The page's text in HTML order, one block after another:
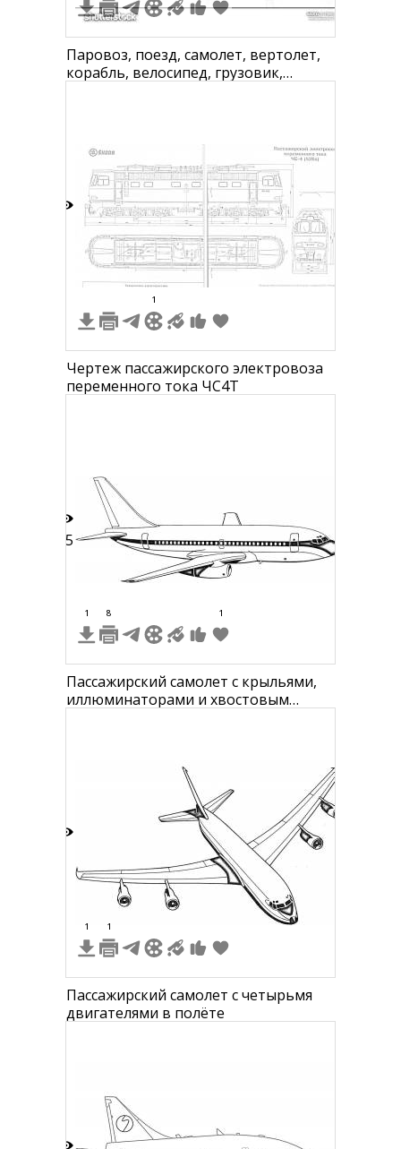
Паровоз, поезд, самолет, вертолет,
корабль, велосипед, грузовик,
1
Чертеж пассажирского электровоза
переменного тока ЧС4Т
15
1 8 1
Пассажирский самолет с крыльями,
иллюминаторами и хвостовым
1 1
Пассажирский самолет с четырьмя
двигателями в полёте